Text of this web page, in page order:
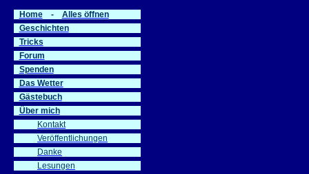
Home -
Alles öffnen
Geschichten
Tricks
Forum
Spenden
Das Wetter
Gästebuch
Über mich
Kontakt
Veröffentlichungen
Danke
Lesungen